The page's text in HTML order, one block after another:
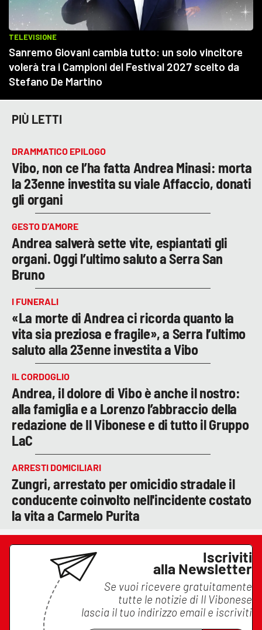
PIÙ LETTI
DRAMMATICO EPILOGO
Vibo, non ce l’ha fatta Andrea Minasi: morta
la 23enne investita su viale Affaccio, donati
gli organi
GESTO D’AMORE
Andrea salverà sette vite, espiantati gli
organi. Oggi l’ultimo saluto a Serra San
Bruno
I FUNERALI
«La morte di Andrea ci ricorda quanto la
vita sia preziosa e fragile», a Serra l’ultimo
saluto alla 23enne investita a Vibo
IL CORDOGLIO
Andrea, il dolore di Vibo è anche il nostro:
alla famiglia e a Lorenzo l’abbraccio della
redazione de Il Vibonese e di tutto il Gruppo
LaC
ARRESTI DOMICILIARI
Zungri, arrestato per omicidio stradale il
conducente coinvolto nell'incidente costato
la vita a Carmelo Purita
Iscriviti
alla Newsletter
Se vuoi ricevere gratuitamente
tutte le notizie di Il Vibonese
lascia il tuo indirizzo email e iscriviti